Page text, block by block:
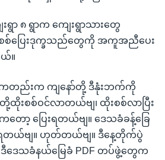
ာ ၈ ရွာက ကျေးရွာသားတွေ
စ်ပြေးဒုက္ခသည်တွေကို အကူအညီပေး
။
းကတည်းက ကျနော်တို့ ဒီနုံးဘက်ကို
းစစ်ဝင်လာတယ်ဗျ၊ ထိုးစစ်လာပြီး
ာ့ ပြေးရတယ်ဗျ။ ဒေသခံခန့်ခြေ
ရတယ်ဗျ။ ဟုတ်တယ်ဗျ။ ဒီနေ့တိုက်ပွဲ
ဒေသခံနယ်မြေခံ PDF တပ်ဖွဲ့တွေက